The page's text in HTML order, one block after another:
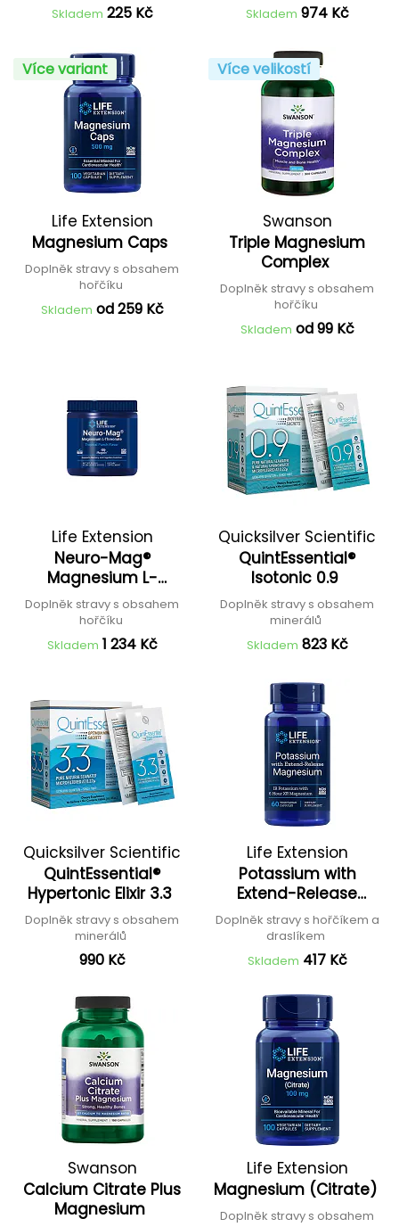
Skladem 225 Kč
Skladem 974 Kč
Více variant
Life Extension
Magnesium Caps
Doplněk stravy s obsahem
hořčíku
Skladem od 259 Kč
Více velikostí
Swanson
Triple Magnesium
Complex
Doplněk stravy s obsahem
hořčíku
Skladem od 99 Kč
Life Extension
Neuro-Mag®
Magnesium L-
Threonate
Doplněk stravy s obsahem
hořčíku
Skladem 1 234 Kč
Quicksilver Scientific
QuintEssential®
Isotonic 0.9
Doplněk stravy s obsahem
minerálů
Skladem 823 Kč
Quicksilver Scientific
QuintEssential®
Hypertonic Elixir 3.3
Doplněk stravy s obsahem
minerálů
990 Kč
Life Extension
Potassium with
Extend-Release
Magnesium
Doplněk stravy s hořčíkem a
draslíkem
Skladem 417 Kč
Swanson
Calcium Citrate Plus
Magnesium
Life Extension
Magnesium (Citrate)
Doplněk stravy s obsahem